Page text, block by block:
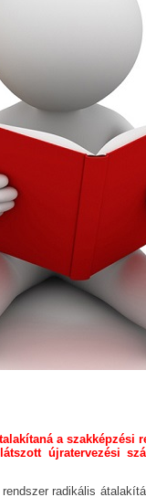
a szakképzési
újratervezési
radikális